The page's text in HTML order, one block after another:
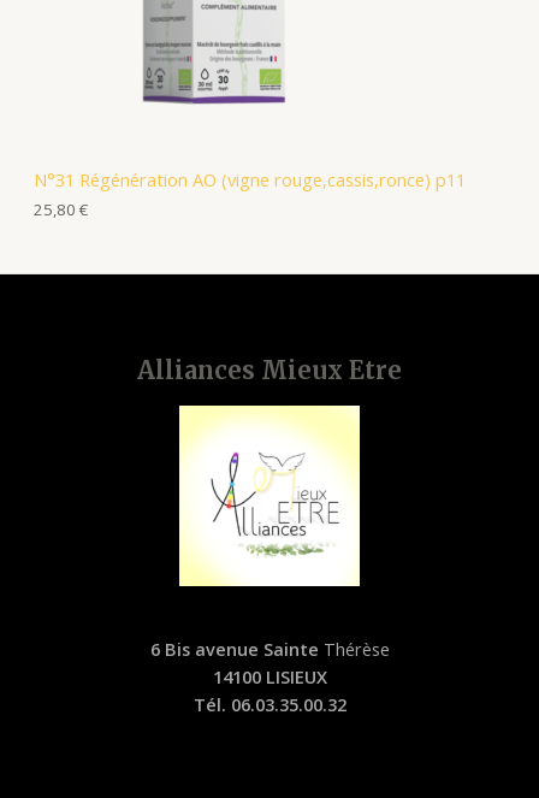
N°31 Régénération AO (vigne rouge,cassis,ronce) p11
25,80 €
Alliances Mieux Etre
6 Bis avenue Sainte Thérèse
14100 LISIEUX
Tél. 06.03.35.00.32